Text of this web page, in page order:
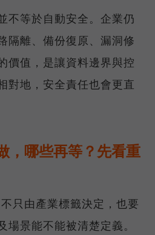
不等於自動安全。企業仍
隔離、備份復原、漏洞修
價值，是讓資料邊界與控
對地，安全責任也會更直
，哪些再等？先看重
只由產業標籤決定，也要
景能不能被清楚定義。